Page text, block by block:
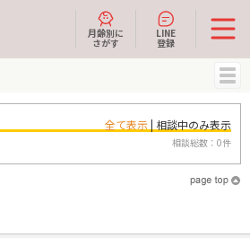
月齢別に
さがす
LINE
登録
MENU
全て表示| 相談中のみ表示
相談総数：0件